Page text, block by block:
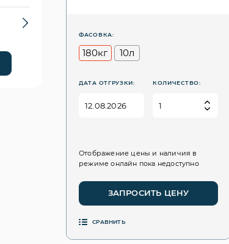
ФАСОВКА:
180кг 10л
ДАТА ОТГРУЗКИ: КОЛИЧЕСТВО:
Отображение цены и наличия в
режиме онлайн пока недоступно
ЗАПРОСИТЬ ЦЕНУ
СРАВНИТЬ